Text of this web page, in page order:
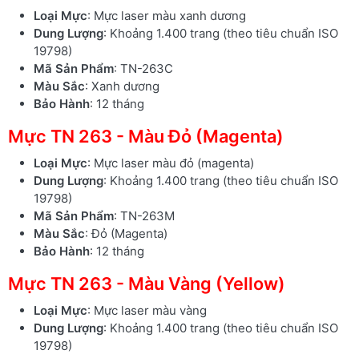
Loại Mực: Mực laser màu xanh dương
Dung Lượng: Khoảng 1.400 trang (theo tiêu chuẩn ISO
19798)
Mã Sản Phẩm: TN-263C
Màu Sắc: Xanh dương
Bảo Hành: 12 tháng
Mực TN 263 - Màu Đỏ (Magenta)
Loại Mực: Mực laser màu đỏ (magenta)
Dung Lượng: Khoảng 1.400 trang (theo tiêu chuẩn ISO
19798)
Mã Sản Phẩm: TN-263M
Màu Sắc: Đỏ (Magenta)
Bảo Hành: 12 tháng
Mực TN 263 - Màu Vàng (Yellow)
Loại Mực: Mực laser màu vàng
Dung Lượng: Khoảng 1.400 trang (theo tiêu chuẩn ISO
19798)